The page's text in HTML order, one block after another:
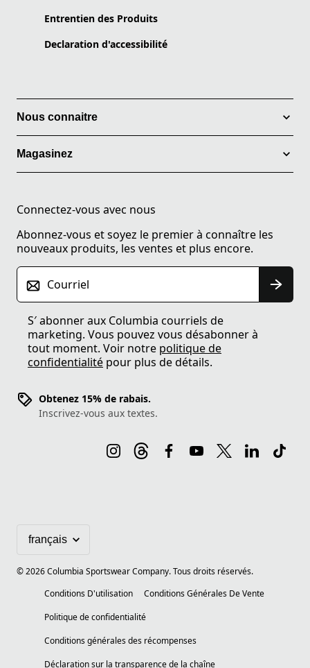
Entrentien des Produits
Declaration d'accessibilité
Nous connaitre
Magasinez
Connectez-vous avec nous
Abonnez-vous et soyez le premier à connaître les
nouveaux produits, les ventes et plus encore.
Courriel
S′ abonner aux Columbia courriels de
marketing. Vous pouvez vous désabonner à
tout moment. Voir notre politique de
confidentialité pour plus de détails.
Obtenez 15% de rabais.
Inscrivez-vous aux textes.
©2026Columbia Sportswear Company. Tous droits réservés.
Conditions D'utilisation
Conditions Générales De Vente
Politique de confidentialité
Conditions générales des récompenses
Déclaration sur la transparence de la chaîne